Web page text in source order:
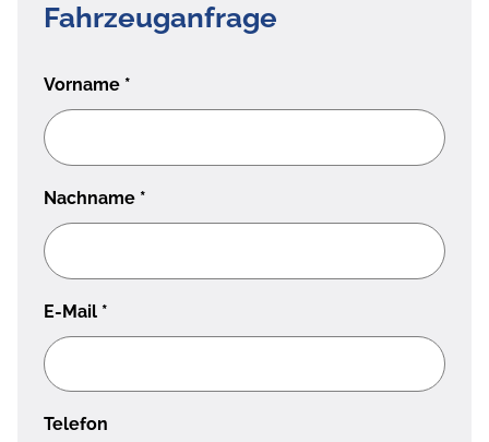
Fahrzeuganfrage
Vorname *
Nachname *
E-Mail *
Telefon